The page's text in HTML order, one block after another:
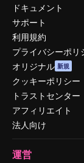
ドキュメント
サポート
利用規約
プライバシーポリ
オリジナル 新規
クッキーポリシー
トラストセンター
アフィリエイト
法人向け
運営